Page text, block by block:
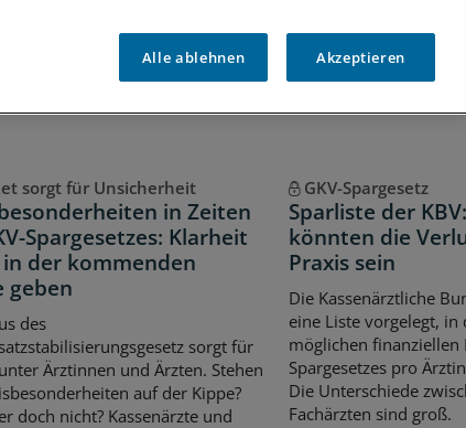
sorgt für Unsicherheit
in Zeiten
Spargesetzes: Klarheit
in der kommenden
geben
des
sorgt für
Ärztinnen und Ärzten. Stehen
auf der Kippe?
doch nicht? Kassenärzte und
GKV-Spargesetz
Sparliste der
könnten die
Praxis sein
Die Kassenärztliche
eine Liste vorgelegt, in
möglichen finanziellen
Spargesetzes pro
Die Unterschiede
Fachärzten sind groß.
Alle ablehnen Akzeptieren